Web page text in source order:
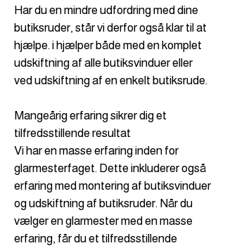
Har du en mindre udfordring med dine
butiksruder, står vi derfor også klar til at
hjælpe. i hjælper både med en komplet
udskiftning af alle butiksvinduer eller
ved udskiftning af en enkelt butiksrude.
Mangeårig erfaring sikrer dig et
tilfredsstillende resultat
Vi har en masse erfaring inden for
glarmesterfaget. Dette inkluderer også
erfaring med montering af butiksvinduer
og udskiftning af butiksruder. Når du
vælger en glarmester med en masse
erfaring, får du et tilfredsstillende